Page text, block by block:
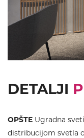
DETALJI
OPŠTE Ugradna
distribucijom svetla